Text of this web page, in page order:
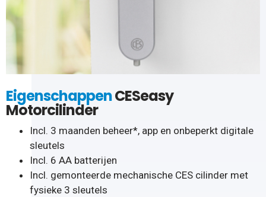
EigenschappenCESeasy
Motorcilinder
Incl. 3 maanden beheer*, app en onbeperkt digitale
sleutels
Incl. 6 AA batterijen
Incl. gemonteerde mechanische CES cilinder met
fysieke 3 sleutels